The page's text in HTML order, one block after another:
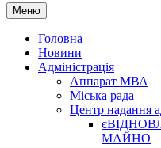
Меню Skip
to
content
Головна
Новини
Адміністрація
Аппарат МВА
Міська рада
Центр надання
МАЙНО